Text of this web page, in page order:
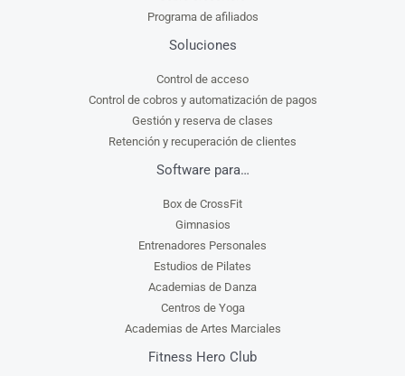
Programa de afiliados
Soluciones
Control de acceso
Control de cobros y automatización de pagos
Gestión y reserva de clases
Retención y recuperación de clientes
Software para…
Box de CrossFit
Gimnasios
Entrenadores Personales
Estudios de Pilates
Academias de Danza
Centros de Yoga
Academias de Artes Marciales
Fitness Hero Club